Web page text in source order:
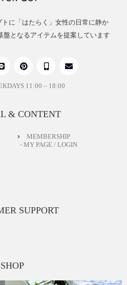
トに「はたらく」女性の日常に静か
盤となるアイテムを提案しています
11:00 – 18:00
& CONTENT
MEMBERSHIP
- MY PAGE / LOGIN
SUPPORT
SHOP